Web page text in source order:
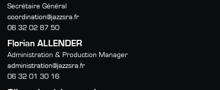
Secrétaire Général
coordination@jazzsra.fr
06 32 02 87 50
Florian ALLENDER
Administration & Production Manager
administration@jazzsra.fr
06 32 01 30 16